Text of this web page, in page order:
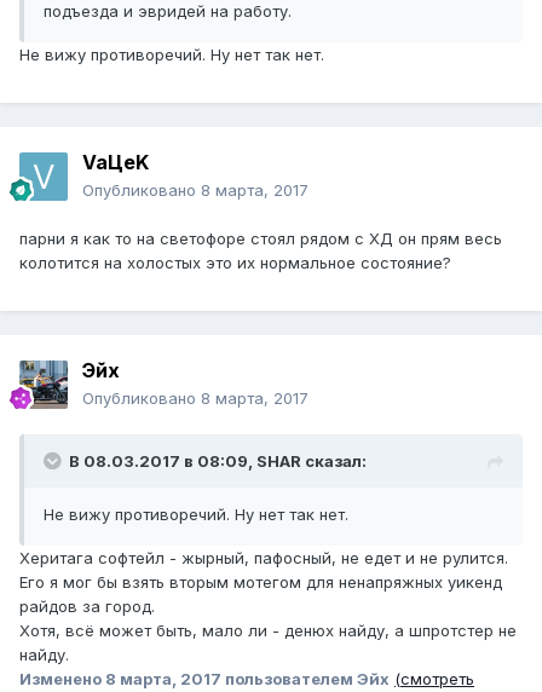
подъезда и эвридей на работу.
Не вижу противоречий. Ну нет так нет.
VaЦeK
Опубликовано 8 марта, 2017
парни я как то на светофоре стоял рядом с ХД он прям весь
колотится на холостых это их нормальное состояние?
Эйх
Опубликовано 8 марта, 2017
В 08.03.2017 в 08:09, SHAR сказал:
Не вижу противоречий. Ну нет так нет.
Херитага софтейл - жырный, пафосный, не едет и не рулится.
Его я мог бы взять вторым мотегом для ненапряжных уикенд
райдов за город.
Хотя, всё может быть, мало ли - денюх найду, а шпротстер не
найду.
Изменено 8 марта, 2017 пользователем Эйх (смотреть